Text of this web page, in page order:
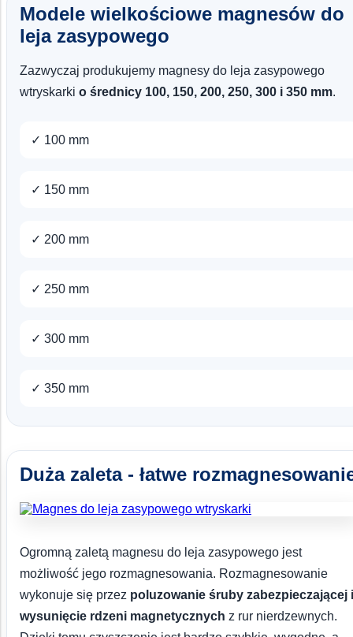
Modele wielkościowe magnesów do
leja zasypowego
Zazwyczaj produkujemy magnesy do leja zasypowego
wtryskarki o średnicy 100, 150, 200, 250, 300 i 350 mm.
✓ 100 mm
✓ 150 mm
✓ 200 mm
✓ 250 mm
✓ 300 mm
✓ 350 mm
Duża zaleta - łatwe
Ogromną zaletą magnesu do leja zasypowego jest
możliwość jego rozmagnesowania. Rozmagnesowanie
wykonuje się przez poluzowanie śruby zabezpieczającej i
wysunięcie rdzeni magnetycznych z rur nierdzewnych.